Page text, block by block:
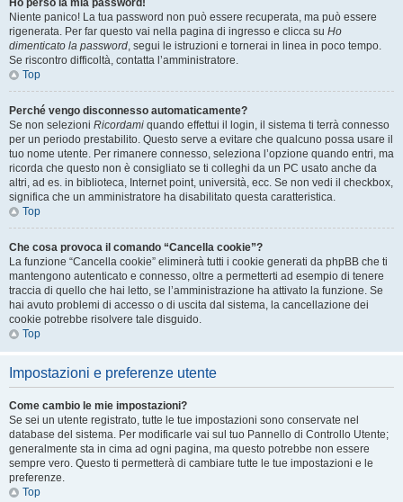
Ho perso la mia password!
Niente panico! La tua password non può essere recuperata, ma può essere
rigenerata. Per far questo vai nella pagina di ingresso e clicca su Ho
dimenticato la password, segui le istruzioni e tornerai in linea in poco tempo.
Se riscontro difficoltà, contatta l’amministratore.
Top
Perché vengo disconnesso automaticamente?
Se non selezioni Ricordami quando effettui il login, il sistema ti terrà connesso
per un periodo prestabilito. Questo serve a evitare che qualcuno possa usare il
tuo nome utente. Per rimanere connesso, seleziona l’opzione quando entri, ma
ricorda che questo non è consigliato se ti colleghi da un PC usato anche da
altri, ad es. in biblioteca, Internet point, università, ecc. Se non vedi il checkbox,
significa che un amministratore ha disabilitato questa caratteristica.
Top
Che cosa provoca il comando “Cancella cookie”?
La funzione “Cancella cookie” eliminerà tutti i cookie generati da phpBB che ti
mantengono autenticato e connesso, oltre a permetterti ad esempio di tenere
traccia di quello che hai letto, se l’amministrazione ha attivato la funzione. Se
hai avuto problemi di accesso o di uscita dal sistema, la cancellazione dei
cookie potrebbe risolvere tale disguido.
Top
Impostazioni e preferenze utente
Come cambio le mie impostazioni?
Se sei un utente registrato, tutte le tue impostazioni sono conservate nel
database del sistema. Per modificarle vai sul tuo Pannello di Controllo Utente;
generalmente sta in cima ad ogni pagina, ma questo potrebbe non essere
sempre vero. Questo ti permetterà di cambiare tutte le tue impostazioni e le
preferenze.
Top